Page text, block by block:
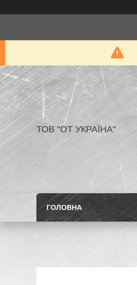
ТОВ "ОТ УКРАЇНА"
ГОЛОВНА